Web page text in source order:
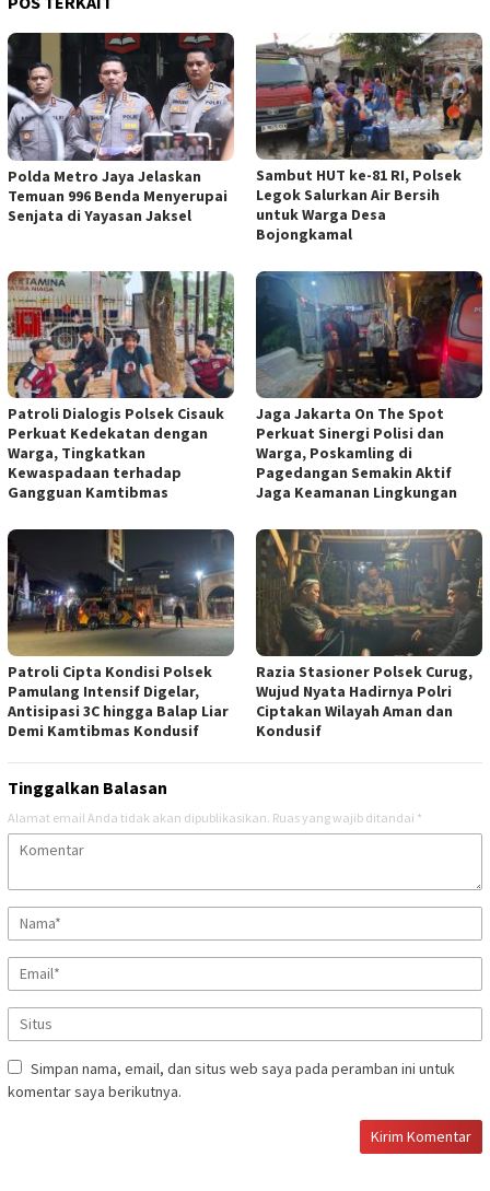
Polda Metro Jaya Jelaskan
Temuan 996 Benda Menyerupai
Senjata di Yayasan Jaksel
Sambut HUT ke-81 RI, Polsek
Legok Salurkan Air Bersih
untuk Warga Desa
Bojongkamal
Patroli Dialogis Polsek Cisauk
Perkuat Kedekatan dengan
Warga, Tingkatkan
Kewaspadaan terhadap
Gangguan Kamtibmas
Jaga Jakarta On The Spot
Perkuat Sinergi Polisi dan
Warga, Poskamling di
Pagedangan Semakin Aktif
Jaga Keamanan Lingkungan
Patroli Cipta Kondisi Polsek
Pamulang Intensif Digelar,
Antisipasi 3C hingga Balap Liar
Demi Kamtibmas Kondusif
Razia Stasioner Polsek Curug,
Wujud Nyata Hadirnya Polri
Ciptakan Wilayah Aman dan
Kondusif
Tinggalkan Balasan
Alamat email Anda tidak akan dipublikasikan. Ruas yang wajib ditandai *
Simpan nama, email, dan situs web saya pada peramban ini untuk
komentar saya berikutnya.